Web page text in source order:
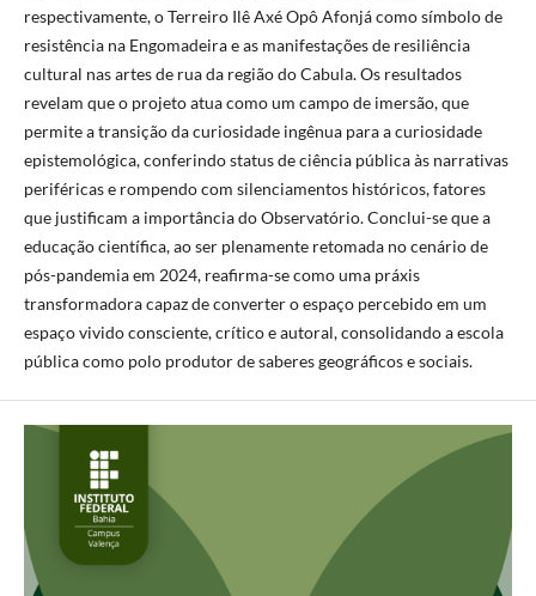
respectivamente, o Terreiro Ilê Axé Opô Afonjá como símbolo de
resistência na Engomadeira e as manifestações de resiliência
cultural nas artes de rua da região do Cabula. Os resultados
revelam que o projeto atua como um campo de imersão, que
permite a transição da curiosidade ingênua para a curiosidade
epistemológica, conferindo status de ciência pública às narrativas
periféricas e rompendo com silenciamentos históricos, fatores
que justificam a importância do Observatório. Conclui-se que a
educação científica, ao ser plenamente retomada no cenário de
pós-pandemia em 2024, reafirma-se como uma práxis
transformadora capaz de converter o espaço percebido em um
espaço vivido consciente, crítico e autoral, consolidando a escola
pública como polo produtor de saberes geográficos e sociais.